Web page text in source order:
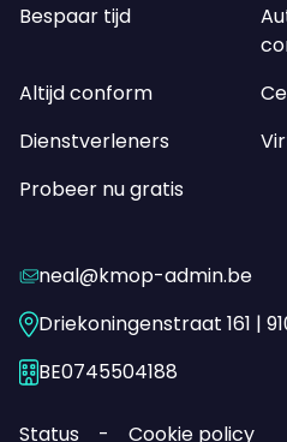
Bespaar tijd
Altijd conform
Dienstverleners
Probeer nu gratis
neal@kmop-admin.be
Driekoningenstraat 161 |
BE0745504188
Status Cookie policy